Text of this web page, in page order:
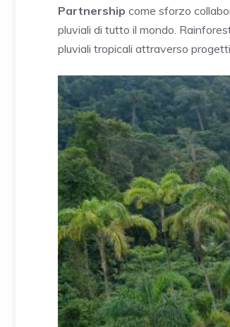
Partnership come sforzo
pluviali di tutto il mondo.
pluviali tropicali attraverso